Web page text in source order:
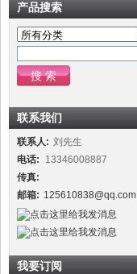
产品搜索
联系我们
联系人: 刘先生
电话:
13346008887
传真:
邮箱: 125610838@qq.com
我要订阅